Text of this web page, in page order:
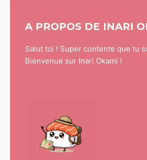
A PROPOS DE INARI
Salut toi ! Super contente que tu
Bienvenue sur Inari Okami !